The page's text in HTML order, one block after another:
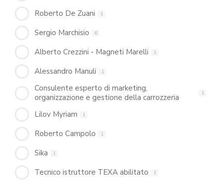
Roberto De Zuani 1
Sergio Marchisio 6
Alberto Crezzini - Magneti Marelli 1
Alessandro Manuli 1
Consulente esperto di marketing,
organizzazione e gestione della carrozzeria
1
Lilov Myriam 1
Roberto Campolo 1
Sika 1
Tecnico istruttore TEXA abilitato 1